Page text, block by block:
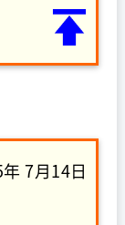
7月14日